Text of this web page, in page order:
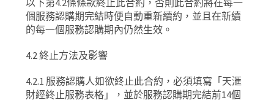
以下第4.2條條款終止此合約，否則此合約將在每一
個服務認購期完結時便自動重新續約，並且在新續
的每一個服務認購期內仍然生效。
4.2終止方法及影響
4.2.1 服務認購人如欲終止此合約，必須填寫「天滙
財經終止服務表格」，並於服務認購期完結前14個